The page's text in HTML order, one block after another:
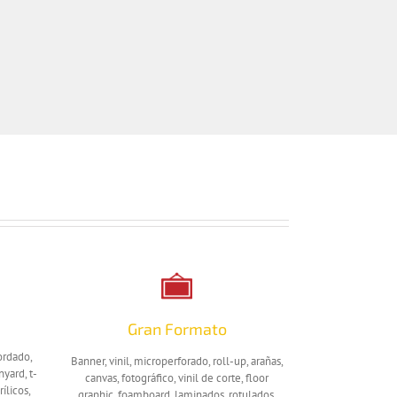
t-
Gran Formato
Banner, vinil, microperforado, roll-up, arañas,
canvas, fotográfico, vinil de corte, floor